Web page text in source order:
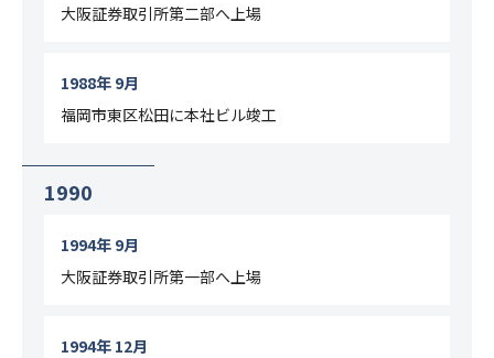
大阪証券取引所第二部へ上場
1988年 9月
福岡市東区松田に本社ビル竣工
1990
1994年 9月
大阪証券取引所第一部へ上場
1994年 12月